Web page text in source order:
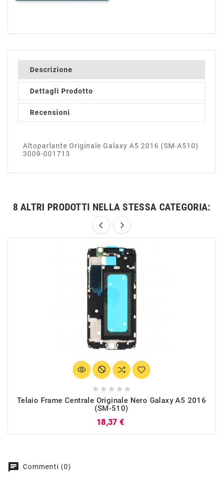
Descrizione
Dettagli Prodotto
Recensioni
Altoparlante Originale Galaxy A5 2016 (SM-A510)
3009-001713
8 ALTRI PRODOTTI NELLA STESSA CATEGORIA:
    
Telaio Frame Centrale Originale Nero Galaxy A5 2016
(SM-510)
18,37 €
chat Commenti (0)